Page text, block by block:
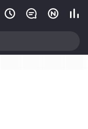
   